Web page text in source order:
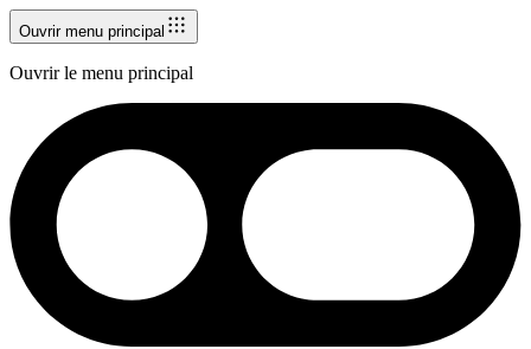
Ouvrir menu principal
Ouvrir le menu principal